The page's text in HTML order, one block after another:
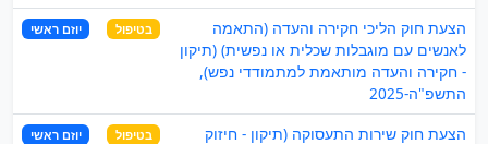
הצעת חוק הליכי חקירה והעדה (התאמה
לאנשים עם מוגבלות שכלית או נפשית) (תיקון
- חקירה והעדה מותאמת למתמודדי נפש),
התשפ"ה-2025
בטיפול יוזם ראשי
הצעת חוק שירות התעסוקה (תיקון - חיזוק
בטיפול יוזם ראשי